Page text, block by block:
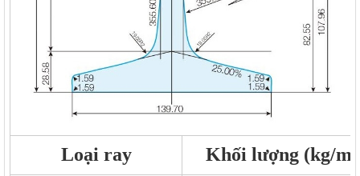
Loại ray Khối lượng (kg/m)